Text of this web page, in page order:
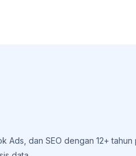
Ads, dan SEO dengan 12+